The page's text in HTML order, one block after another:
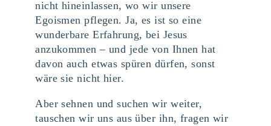
nicht hineinlassen, wo wir unsere
Egoismen pflegen. Ja, es ist so eine
wunderbare Erfahrung, bei Jesus
anzukommen – und jede von Ihnen hat
davon auch etwas spüren dürfen, sonst
wäre sie nicht hier.
Aber sehnen und suchen wir weiter,
tauschen wir uns aus über ihn, fragen wir